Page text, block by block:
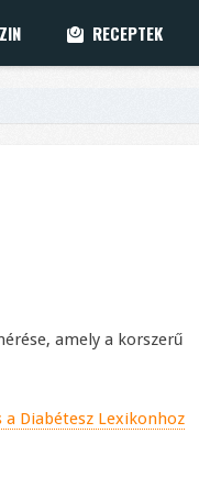
RECEPTEK
amely a korszerű
a Diabétesz Lexikonhoz